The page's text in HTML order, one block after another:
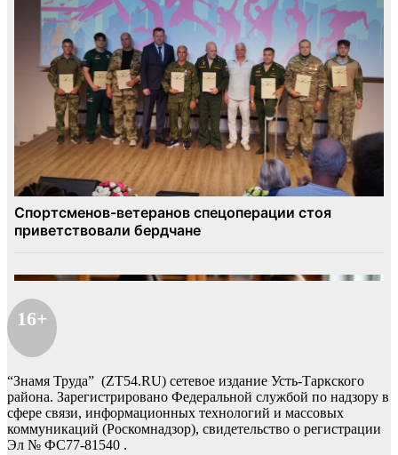
16+
“Знамя Труда” (ZT54.RU) сетевое издание Усть-Таркского
района. Зарегистрировано Федеральной службой по надзору в
сфере связи, информационных технологий и массовых
коммуникаций (Роскомнадзор), свидетельство о регистрации
Эл № ФС77-81540 .